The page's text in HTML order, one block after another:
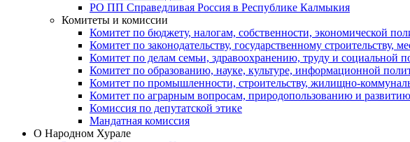
РО ПП Справедливая Россия в Республике Калмыкия
Комитеты и комиссии
Комитет по бюджету, налогам, собственности, экономической
Комитет по законодательству, государственному
Комитет по делам семьи, здравоохранению, труду и социальной
Комитет по образованию, науке, культуре, информационной
Комитет по промышленности, строительству, жилищно-
Комитет по аграрным вопросам, природопользованию и
Комиссия по депутатской этике
Мандатная комиссия
О Народном Хурале